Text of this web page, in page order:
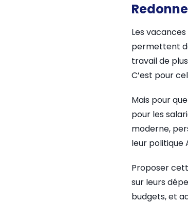
Les
permettent
travail de
C’est pour
Mais pour
pour les
moderne,
leur politique
Proposer
sur leurs
budgets, et